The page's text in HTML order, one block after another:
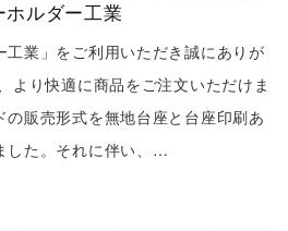
ルダー工業
工業」をご利用いただき誠にありが
より快適に商品をご注文いただけま
販売形式を無地台座と台座印刷あ
した。それに伴い、…